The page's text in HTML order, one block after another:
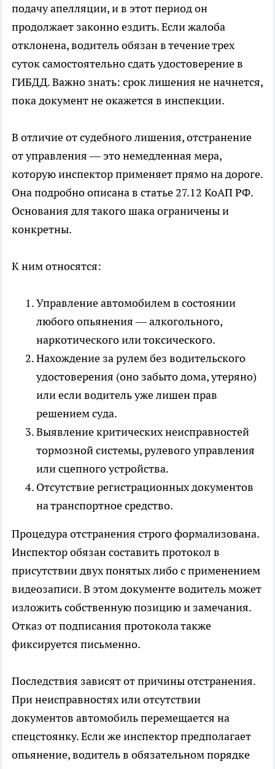
подачу апелляции, и в этот период он
продолжает законно ездить. Если жалоба
отклонена, водитель обязан в течение трех
суток самостоятельно сдать удостоверение в
ГИБДД. Важно знать: срок лишения не начнется,
пока документ не окажется в инспекции.
В отличие от судебного лишения, отстранение
от управления — это немедленная мера,
которую инспектор применяет прямо на дороге.
Она подробно описана в статье 27.12 КоАП РФ.
Основания для такого шака ограничены и
конкретны.
К ним относятся:
Управление автомобилем в состоянии
любого опьянения — алкогольного,
наркотического или токсического.
Нахождение за рулем без водительского
удостоверения (оно забыто дома, утеряно)
или если водитель уже лишен прав
решением суда.
Выявление критических неисправностей
тормозной системы, рулевого управления
или сцепного устройства.
Отсутствие регистрационных документов
на транспортное средство.
Процедура отстранения строго формализована.
Инспектор обязан составить протокол в
присутствии двух понятых либо с применением
видеозаписи. В этом документе водитель может
изложить собственную позицию и замечания.
Отказ от подписания протокола также
фиксируется письменно.
Последствия зависят от причины отстранения.
При неисправностях или отсутствии
документов автомобиль перемещается на
спецстоянку. Если же инспектор предполагает
опьянение, водитель в обязательном порядке